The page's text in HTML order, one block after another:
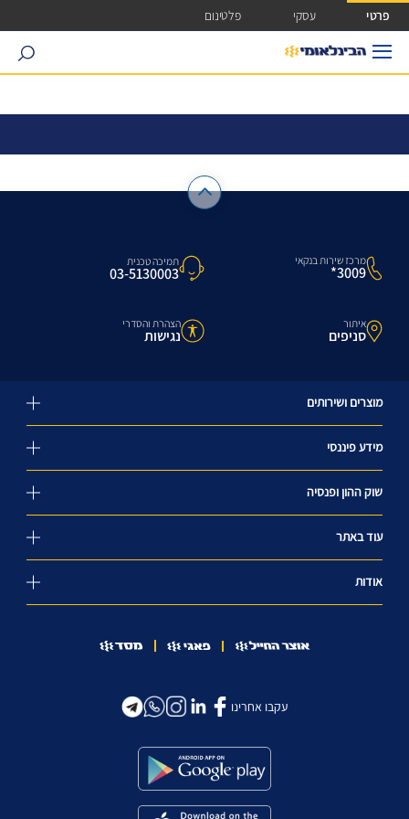
גישה ישירה לכפתור כניסה לחשבונך
פרטי עסקי פלטינום
search
מרכז שירות בנקאי
3009*
תמיכה טכנית
03-5130003
איתור
סניפים
הצהרת והסדרי
נגישות
מוצרים ושירותים
מידע פיננסי
שוק ההון ופנסיה
עוד באתר
אודות
עקבו אחרינו